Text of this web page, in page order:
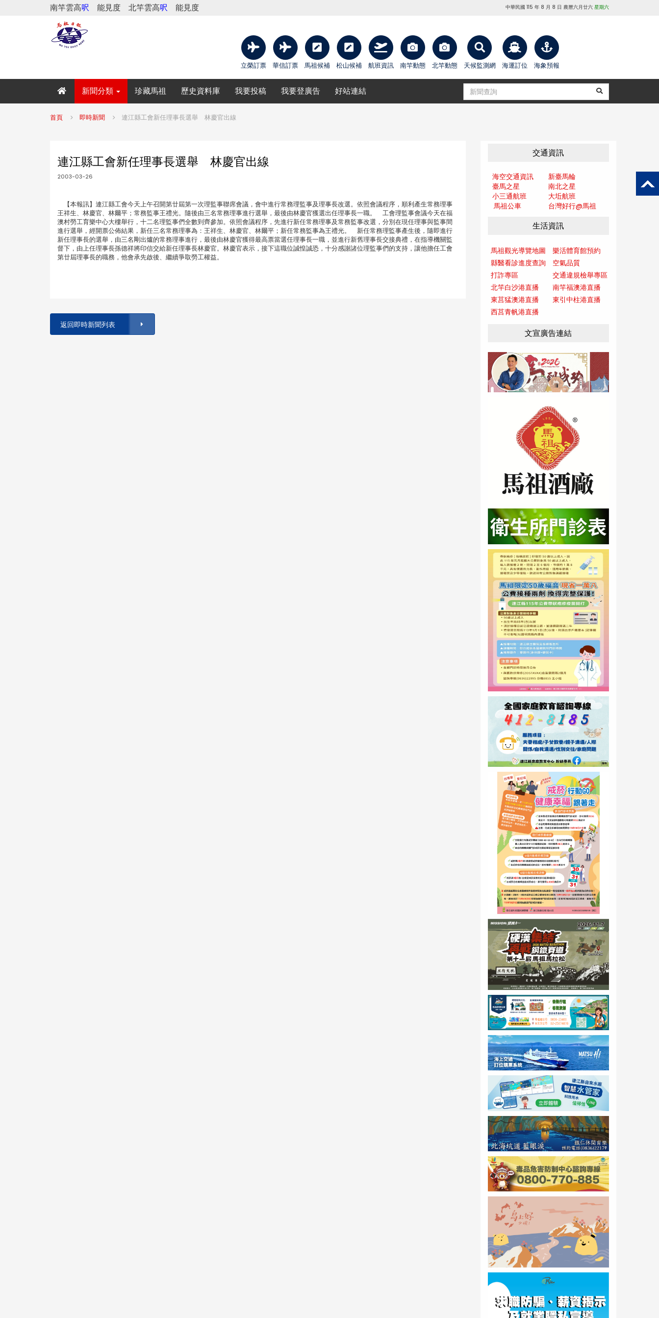
南竿雲高呎 能見度 北竿雲高呎 能見度 中華民國 115 年 8 月 8 日 農曆六月廿六 星期六
立榮訂票 華信訂票 馬祖候補 松山候補 航班資訊 南竿動態 北竿動態 天候監測網 海運訂位 海象預報
新聞分類 珍藏馬祖 歷史資料庫 我要投稿 我要登廣告 好站連結
首頁 即時新聞 連江縣工會新任理事長選舉 林慶官出線
連江縣工會新任理事長選舉 林慶官出線
2003-03-26
【本報訊】連江縣工會今天上午召開第廿屆第一次理監事聯席會議，會中進行常務理監事及理事長改選。依照會議程序，順利產生常務理事
王祥生、林慶官、林爾平；常務監事王禮光。隨後由三名常務理事進行選舉，最後由林慶官獲選出任理事長一職。 工會理監事會議今天在福
澳村勞工育樂中心大樓舉行，十二名理監事們全數到齊參加。依照會議程序，先進行新任常務理事及常務監事改選，分別在現任理事與監事間
進行選舉，經開票公佈結果，新任三名常務理事為：王祥生、林慶官、林爾平；新任常務監事為王禮光。 新任常務理監事產生後，隨即進行
新任理事長的選舉，由三名剛出爐的常務理事進行，最後由林慶官獲得最高票當選任理事長一職，並進行新舊理事長交接典禮，在指導機關監
督下，由上任理事長孫德祥將印信交給新任理事長林慶官。林慶官表示，接下這職位誠惶誠恐，十分感謝諸位理監事們的支持，讓他擔任工會
第廿屆理事長的職務，他會承先啟後、繼續爭取勞工權益。
返回即時新聞列表
交通資訊
海空交通資訊
新臺馬輪
臺馬之星
南北之星
小三通航班
大坵航班
馬祖公車
台灣好行@馬祖
生活資訊
馬祖觀光導覽地圖
樂活體育館預約
縣醫看診進度查詢
空氣品質
打詐專區
交通違規檢舉專區
北竿白沙港直播
南竿福澳港直播
東莒猛澳港直播
東引中柱港直播
西莒青帆港直播
文宣廣告連結